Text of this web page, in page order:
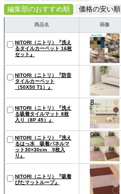
編集部のおすすめ順
価格の安い順
商品名 画像
NITORI（ニトリ）『洗え
るタイルカーペット 16枚
セット』
NITORI（ニトリ）『防音
タイルカーペット
（50X50 T1）』
NITORI（ニトリ）『洗え
る吸着タイルマット 8枚
入り（8P 45）』
NITORI（ニトリ）『洗え
るはっ水 吸着パネルマ
ット30×30cm 9枚入
り』
NITORI（ニトリ）『吸着
ぴたマットループ』